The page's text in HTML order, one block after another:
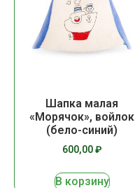
Шапка малая
«Морячок», войлок
(бело-синий)
600,00₽
В корзину